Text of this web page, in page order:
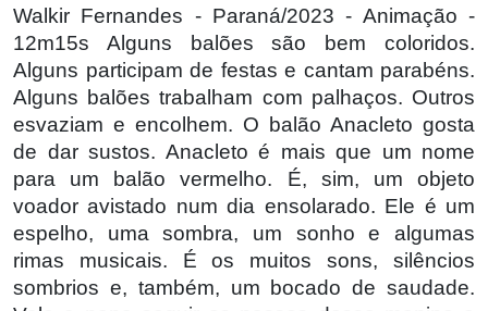
Walkir Fernandes - Paraná/2023 - Animação -
12m15s Alguns balões são bem coloridos.
Alguns participam de festas e cantam parabéns.
Alguns balões trabalham com palhaços. Outros
esvaziam e encolhem. O balão Anacleto gosta
de dar sustos. Anacleto é mais que um nome
para um balão vermelho. É, sim, um objeto
voador avistado num dia ensolarado. Ele é um
espelho, uma sombra, um sonho e algumas
rimas musicais. É os muitos sons, silêncios
sombrios e, também, um bocado de saudade.